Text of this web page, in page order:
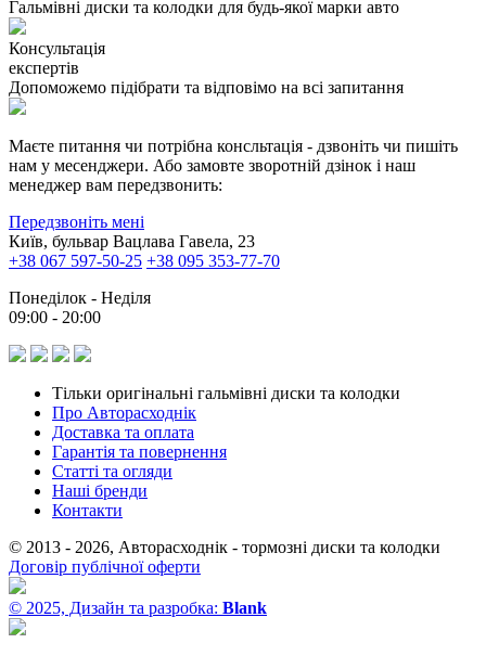
Гальмівні диски та колодки для будь-якої марки авто
Консультація
експертів
Допоможемо підібрати та відповімо на всі запитання
Маєте питання чи потрібна консльтація - дзвоніть чи пишіть
нам у месенджери. Або замовте зворотній дзінок і наш
менеджер вам передзвонить:
Передзвоніть мені
Київ, бульвар Вацлава Гавела, 23
+38 067 597-50-25 +38 095 353-77-70
Понеділок - Неділя
09:00 - 20:00
Тільки оригінальні гальмівні диски та колодки
Про Авторасходнік
Доставка та оплата
Гарантія та повернення
Статті та огляди
Наші бренди
Контакти
© 2013 - 2026, Авторасходнік - тормозні диски та колодки
Договір публічної оферти
© 2025, Дизайн та разробка: Blank